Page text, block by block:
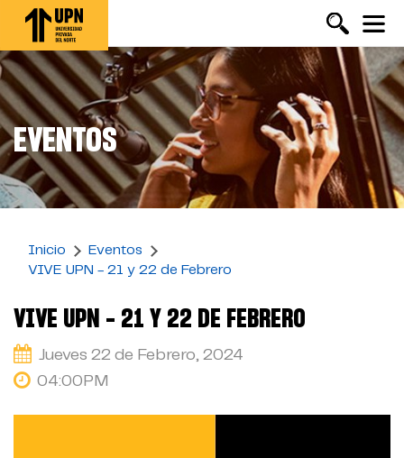
Pasar
contenido
principal
EVENTOS
Inicio
Eventos
VIVE UPN - 21 y 22 de Febrero
VIVE UPN - 21 Y 22 DE FEBRERO
Jueves 22 de Febrero, 2024
04:00PM